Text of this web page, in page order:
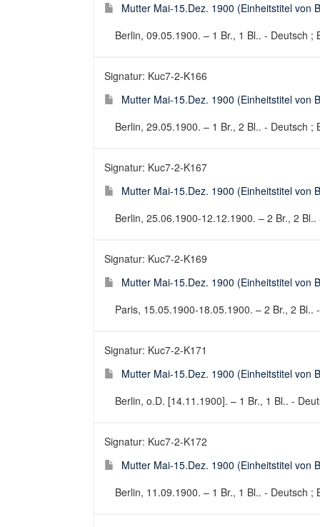
Mutter Mai-15.Dez. 1900 (Einheitstitel von
Berlin, 09.05.1900. – 1 Br., 1 Bl.. - Deutsch ;
Signatur: Kuc7-2-K166
Mutter Mai-15.Dez. 1900 (Einheitstitel von
Berlin, 29.05.1900. – 1 Br., 2 Bl.. - Deutsch ;
Signatur: Kuc7-2-K167
Mutter Mai-15.Dez. 1900 (Einheitstitel von
Berlin, 25.06.1900-12.12.1900. – 2 Br., 2
Signatur: Kuc7-2-K169
Mutter Mai-15.Dez. 1900 (Einheitstitel von
Paris, 15.05.1900-18.05.1900. – 2 Br., 2 Bl..
Signatur: Kuc7-2-K171
Mutter Mai-15.Dez. 1900 (Einheitstitel von
Berlin, o.D. [14.11.1900]. – 1 Br., 1 Bl.. -
Signatur: Kuc7-2-K172
Mutter Mai-15.Dez. 1900 (Einheitstitel von
Berlin, 11.09.1900. – 1 Br., 1 Bl.. - Deutsch ;